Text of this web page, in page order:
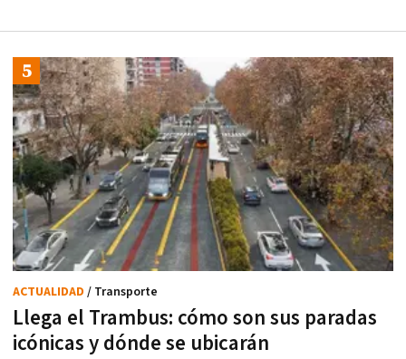
Llega el Trambus: cómo son sus paradas
icónicas y dónde se ubicarán
ACTUALIDAD / Transporte